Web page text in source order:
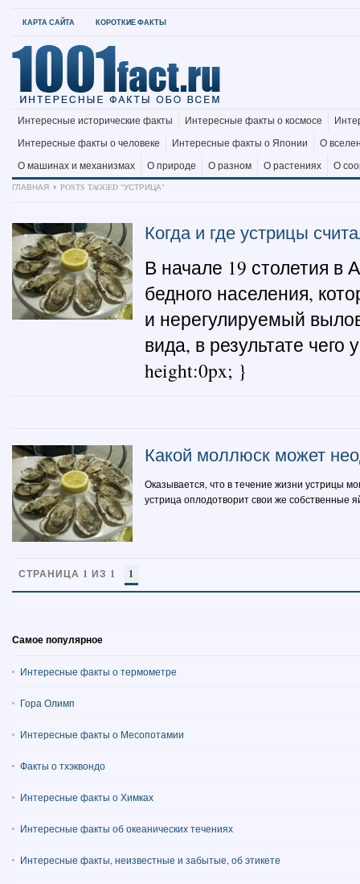
КАРТА САЙТА КОРОТКИЕ ФАКТЫ
Интересные исторические факты Интересные факты о космосе
Интересные факты о человеке
Интересные факты о Японии
О
О машинах и механизмах
О природе О разном О растениях
О
ГЛАВНАЯ
POSTS TAGGED "УСТРИЦА"
Когда и где устрицы
В начале 19 столетия в
бедного населения,
и нерегулируемый
вида, в результате
height:0px; }
Какой моллюск может
Оказывается, что в течение жизни устрицы
устрица оплодотворит свои же собственные
СТРАНИЦА 1 ИЗ 1 1
Самое популярное
Интересные факты о термометре
Гора Олимп
Интересные факты о Месопотамии
Факты о тхэквондо
Интересные факты о Химках
Интересные факты об океанических течениях
Интересные факты, неизвестные и забытые, об этикете